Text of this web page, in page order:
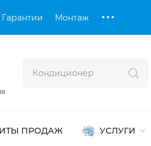
Гарантии Монтаж
ПРОДАЖ УСЛУГИ